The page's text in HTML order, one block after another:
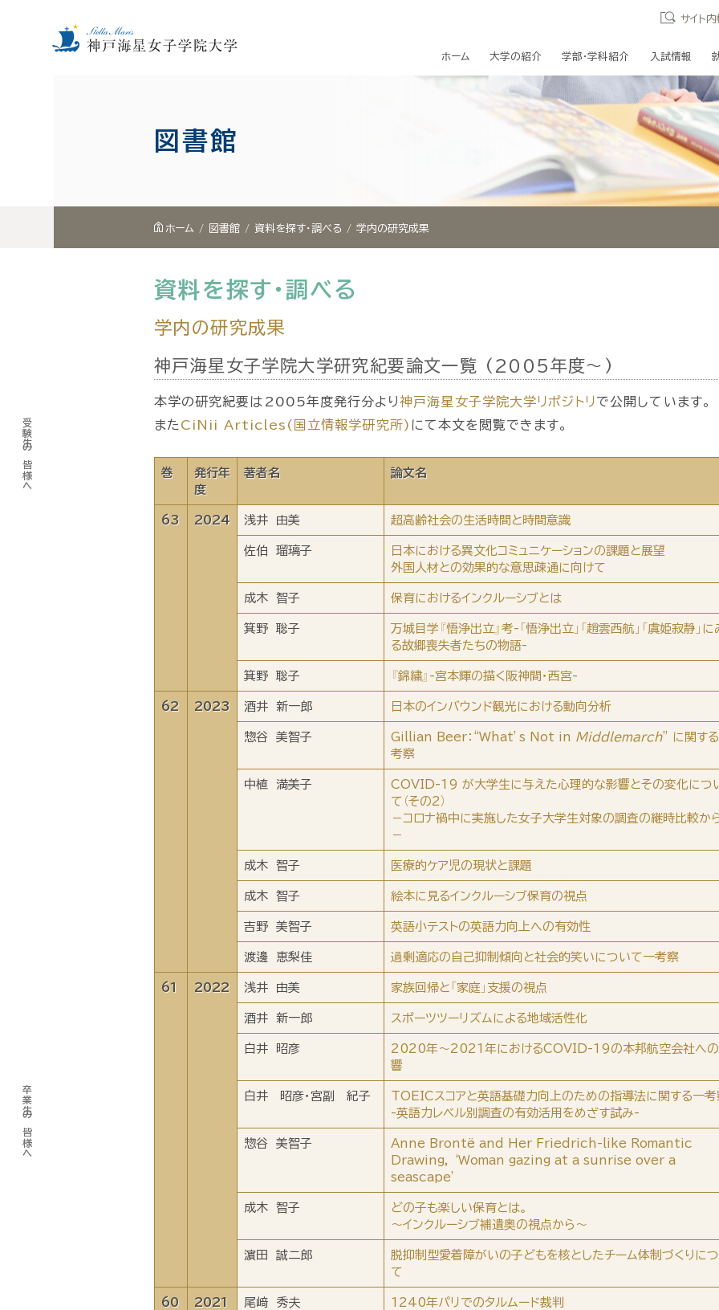
ホーム 大学の紹介 学部・学科紹介 入試情報
サイト
受験生の皆様へ
卒業生の皆様へ
図書館
ホーム 図書館 資料を探す・調べる 学内の研究成果
資料を探す・調べる
学内の研究成果
神戸海星女子学院大学研究紀要論文一覧 (2005年度～)
本学の研究紀要は2005年度発行分より神戸海星女子学院大学リポジトリ で公開しています。
また CiNii Articles(国立情報学研究所) にて本文を閲覧できます。
巻
発行年
度
著者名 論文名
63 2024 浅井 由美 超高齢社会の生活時間と時間意識
佐伯 瑠璃子
日本における異文化コミュニケーションの課題と展望
外国人材との効果的な意思疎通に向けて
成木 智子 保育におけるインクルーシブとは
箕野 聡子
万城目学『悟浄出立』考-「悟浄出立」「趙雲西航」「虞姫寂静」に
る故郷喪失者たちの物語-
箕野 聡子 『錦繍』-宮本輝の描く阪神間・西宮-
62 2023 酒井 新一郎 日本のインバウンド観光における動向分析
惣谷 美智子 Gillian Beer：“What’s Not in Middlemarch” に関す
考察
中植 満美子
COVID-19 が大学生に与えた心理的な影響とその変化につ
て（その2）
－コロナ禍中に実施した女子大学生対象の調査の継時比較か
－
成木 智子 医療的ケア児の現状と課題
成木 智子 絵本に見るインクルーシブ保育の視点
吉野 美智子 英語小テストの英語力向上への有効性
渡邊 恵梨佳 過剰適応の自己抑制傾向と社会的笑いについて一考察
61 2022 浅井 由美 家族回帰と「家庭」支援の視点
酒井 新一郎 スポーツツーリズムによる地域活性化
白井 昭彦
2020年～2021年におけるCOVID-19の本邦航空会社へ
響
白井 昭彦・宮副 紀子
TOEICスコアと英語基礎力向上のための指導法に関する一考
-英語力レベル別調査の有効活用をめざす試み-
惣谷 美智子
Anne Brontë and Her Friedrich-like Romantic
Drawing, ‘Woman gazing at a sunrise over a
seascape’
成木 智子
どの子も楽しい保育とは。
～インクルーシブ補遺奥の視点から～
濵田 誠二郎
脱抑制型愛着障がいの子どもを核としたチーム体制づくりに
て
60 2021 尾﨑 秀夫
1240年パリでのタルムード裁判